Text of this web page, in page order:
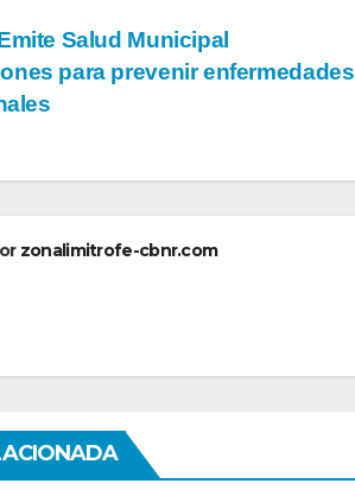
Salud Municipal
para prevenir enfermedades
zonalimitrofe-cbnr.com